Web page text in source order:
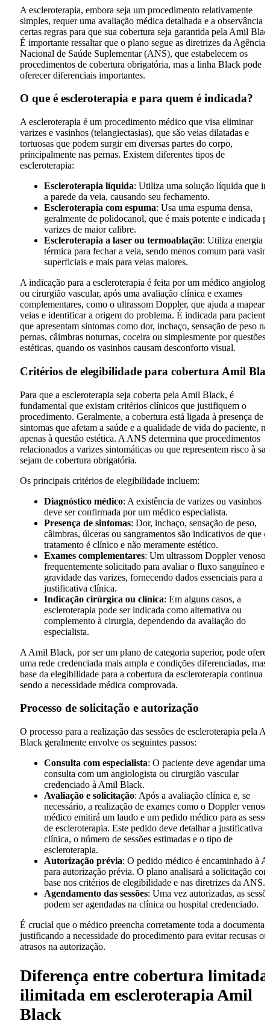
A escleroterapia, embora seja um procedimento relativamente
simples, requer uma avaliação médica detalhada e a observância
certas regras para que sua cobertura seja garantida pela Amil
É importante ressaltar que o plano segue as diretrizes da Agência
Nacional de Saúde Suplementar (ANS), que estabelecem os
procedimentos de cobertura obrigatória, mas a linha Black pode
oferecer diferenciais importantes.
O que é escleroterapia e para quem é indicada?
A escleroterapia é um procedimento médico que visa eliminar
varizes e vasinhos (telangiectasias), que são veias dilatadas e
tortuosas que podem surgir em diversas partes do corpo,
principalmente nas pernas. Existem diferentes tipos de
escleroterapia:
Escleroterapia líquida: Utiliza uma solução líquida que
a parede da veia, causando seu fechamento.
Escleroterapia com espuma: Usa uma espuma densa,
geralmente de polidocanol, que é mais potente e indicada
varizes de maior calibre.
Escleroterapia a laser ou termoablação: Utiliza energia
térmica para fechar a veia, sendo menos comum para
superficiais e mais para veias maiores.
A indicação para a escleroterapia é feita por um médico
ou cirurgião vascular, após uma avaliação clínica e exames
complementares, como o ultrassom Doppler, que ajuda a mapear
veias e identificar a origem do problema. É indicada para
que apresentam sintomas como dor, inchaço, sensação de peso
pernas, câimbras noturnas, coceira ou simplesmente por questões
estéticas, quando os vasinhos causam desconforto visual.
Critérios de elegibilidade para cobertura Amil
Para que a escleroterapia seja coberta pela Amil Black, é
fundamental que existam critérios clínicos que justifiquem o
procedimento. Geralmente, a cobertura está ligada à presença de
sintomas que afetam a saúde e a qualidade de vida do paciente,
apenas à questão estética. A ANS determina que procedimentos
relacionados a varizes sintomáticas ou que representem risco à
sejam de cobertura obrigatória.
Os principais critérios de elegibilidade incluem:
Diagnóstico médico: A existência de varizes ou vasinhos
deve ser confirmada por um médico especialista.
Presença de sintomas: Dor, inchaço, sensação de peso,
câimbras, úlceras ou sangramentos são indicativos de que o
tratamento é clínico e não meramente estético.
Exames complementares: Um ultrassom Doppler venoso
frequentemente solicitado para avaliar o fluxo sanguíneo e
gravidade das varizes, fornecendo dados essenciais para a
justificativa clínica.
Indicação cirúrgica ou clínica: Em alguns casos, a
escleroterapia pode ser indicada como alternativa ou
complemento à cirurgia, dependendo da avaliação do
especialista.
A Amil Black, por ser um plano de categoria superior, pode
uma rede credenciada mais ampla e condições diferenciadas, mas
base da elegibilidade para a cobertura da escleroterapia continua
sendo a necessidade médica comprovada.
Processo de solicitação e autorização
O processo para a realização das sessões de escleroterapia pela
Black geralmente envolve os seguintes passos:
Consulta com especialista: O paciente deve agendar uma
consulta com um angiologista ou cirurgião vascular
credenciado à Amil Black.
Avaliação e solicitação: Após a avaliação clínica e, se
necessário, a realização de exames como o Doppler
médico emitirá um laudo e um pedido médico para as
de escleroterapia. Este pedido deve detalhar a justificativa
clínica, o número de sessões estimadas e o tipo de
escleroterapia.
Autorização prévia: O pedido médico é encaminhado à
para autorização prévia. O plano analisará a solicitação com
base nos critérios de elegibilidade e nas diretrizes da ANS.
Agendamento das sessões: Uma vez autorizadas, as
podem ser agendadas na clínica ou hospital credenciado.
É crucial que o médico preencha corretamente toda a
justificando a necessidade do procedimento para evitar recusas ou
atrasos na autorização.
Diferença entre cobertura limitada
ilimitada em escleroterapia Amil
Black